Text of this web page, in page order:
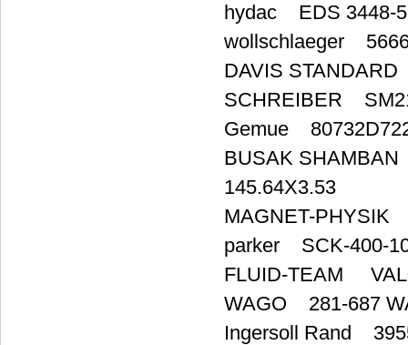
hydac EDS 3448-
wollschlaeger
DAVIS
SCHREIBER
Gemue
BUSAK
145.64X3.53
MAGNET-PHYSIK
parker SCK-400-
FLUID-TEAM
WAGO 281-687
Ingersoll Rand